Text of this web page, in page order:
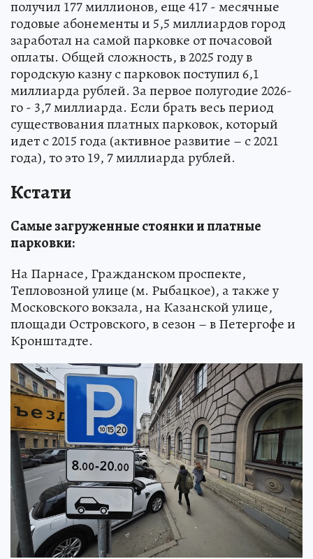
получил 177 миллионов, еще 417 - месячные
годовые абонементы и 5,5 миллиардов город
заработал на самой парковке от почасовой
оплаты. Общей сложность, в 2025 году в
городскую казну с парковок поступил 6,1
миллиарда рублей. За первое полугодие 2026-
го - 3,7 миллиарда. Если брать весь период
существования платных парковок, который
идет с 2015 года (активное развитие – с 2021
года), то это 19, 7 миллиарда рублей.
Кстати
Самые загруженные стоянки и платные
парковки:
На Парнасе, Гражданском проспекте,
Тепловозной улице (м. Рыбацкое), а также у
Московского вокзала, на Казанской улице,
площади Островского, в сезон – в Петергофе и
Кронштадте.